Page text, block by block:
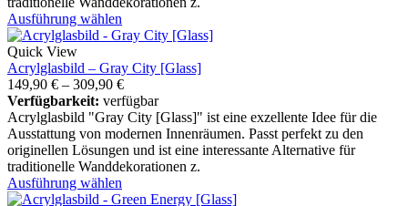
Ausführung wählen
Quick View
Acrylglasbild – Gray City [Glass]
149,90 € – 309,90 €
Verfügbarkeit: verfügbar
Acrylglasbild "Gray City [Glass]" ist eine exzellente Idee für die
Ausstattung von modernen Innenräumen. Passt perfekt zu den
originellen Lösungen und ist eine interessante Alternative für
traditionelle Wanddekorationen z.
Ausführung wählen